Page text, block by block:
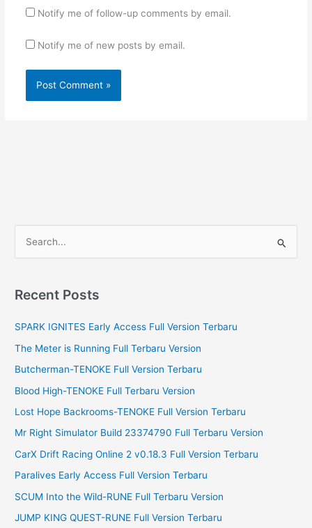
Notify me of follow-up comments by email.
Notify me of new posts by email.
r
h
f
o
Recent Posts
SPARK IGNITES Early Access Full Version Terbaru
The Meter is Running Full Terbaru Version
Butcherman-TENOKE Full Version Terbaru
Blood High-TENOKE Full Terbaru Version
Lost Hope Backrooms-TENOKE Full Version Terbaru
Mr Right Simulator Build 23374790 Full Terbaru Version
CarX Drift Racing Online 2 v0.18.3 Full Version Terbaru
Paralives Early Access Full Version Terbaru
SCUM Into the Wild-RUNE Full Terbaru Version
JUMP KING QUEST-RUNE Full Version Terbaru